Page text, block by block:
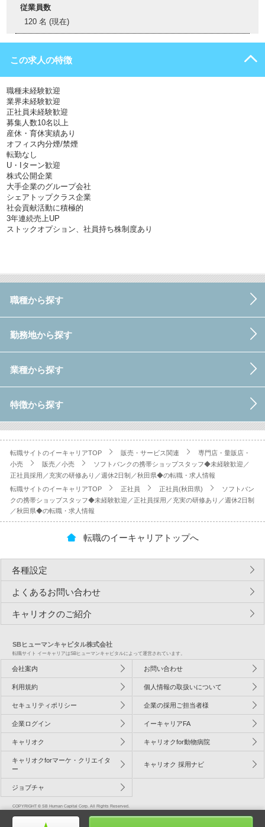
従業員数
120 名 (現在)
この求人の特徴
職種未経験歓迎
業界未経験歓迎
正社員未経験歓迎
募集人数10名以上
産休・育休実績あり
オフィス内分煙/禁煙
転勤なし
U・Iターン歓迎
株式公開企業
大手企業のグループ会社
シェアトップクラス企業
社会貢献活動に積極的
3年連続売上UP
ストックオプション、社員持ち株制度あり
職種から探す
勤務地から探す
業種から探す
特徴から探す
転職サイトのイーキャリアTOP 販売・サービス関連
専門店・量販店・
小売
販売／小売
ソフトバンクの携帯ショップスタッフ◆未経験歓迎／
正社員採用／充実の研修あり／週休2日制／秋田県◆の転職・求人情報
転職サイトのイーキャリアTOP
正社員 正社員(秋田県)
ソフトバン
クの携帯ショップスタッフ◆未経験歓迎／正社員採用／充実の研修あり／週休2日制
／秋田県◆の転職・求人情報
転職のイーキャリアトップへ
各種設定
よくあるお問い合わせ
キャリオクのご紹介
SBヒューマンキャピタル株式会社
転職サイト イーキャリアはSBヒューマンキャピタルによって運営されています。
会社案内 お問い合わせ
利用規約 個人情報の取扱いについて
セキュリティポリシー 企業の採用ご担当者様
企業ログイン イーキャリアFA
キャリオク キャリオクfor動物病院
キャリオクforマーケ・クリエイタ
ー
キャリオク 採用ナビ
ジョブチャ
COPYRIGHT © SB Human Capital Corp. All Rights Reserved.